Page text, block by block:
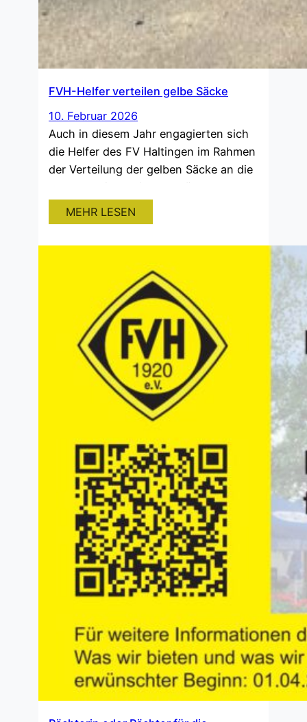
FVH-Helfer verteilen gelbe Säcke
10. Februar 2026
Auch in diesem Jahr engagierten sich
die Helfer des FV Haltingen im Rahmen
der Verteilung der gelben Säcke an die
Haushalte in Haltingen, Märkt und
Ötlingen. Neben dem finanziellen
Anreiz und der damit verbundenen
gesellschaftliche Verantwortung als
Haltinger Verein, getreu nach dem
Motto „Ein Ort, eine…
MEHR LESEN